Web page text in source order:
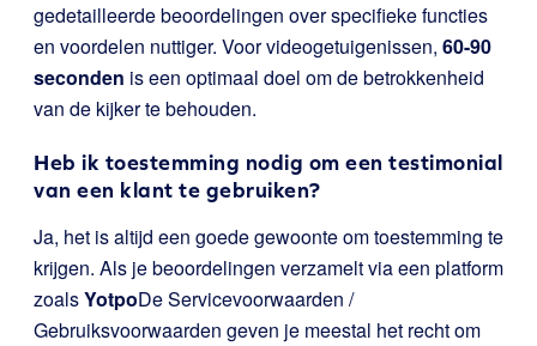
gedetailleerde beoordelingen over specifieke functies
en voordelen nuttiger. Voor videogetuigenissen, 60-90
seconden is een optimaal doel om de betrokkenheid
van de kijker te behouden.
Heb ik toestemming nodig om een testimonial
van een klant te gebruiken?
Ja, het is altijd een goede gewoonte om toestemming te
krijgen. Als je beoordelingen verzamelt via een platform
zoalsYotpoDe Servicevoorwaarden /
Gebruiksvoorwaarden geven je meestal het recht om